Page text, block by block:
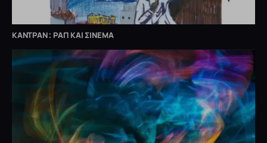
ΚΑΝΤΡΑΝ : ΡΑΠ ΚΑΙ ΣΙΝΕΜΑ